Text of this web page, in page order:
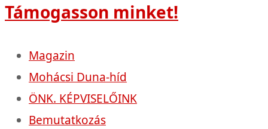
Támogasson minket!
Magazin
Mohácsi Duna-híd
ÖNK. KÉPVISELŐINK
Bemutatkozás